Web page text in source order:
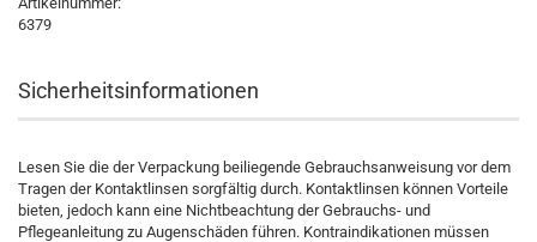
6379
Sicherheitsinformationen
Lesen Sie die der Verpackung beiliegende Gebrauchsanweisung vor dem
Tragen der Kontaktlinsen sorgfältig durch. Kontaktlinsen können Vorteile
bieten, jedoch kann eine Nichtbeachtung der Gebrauchs- und
Pflegeanleitung zu Augenschäden führen. Kontraindikationen müssen